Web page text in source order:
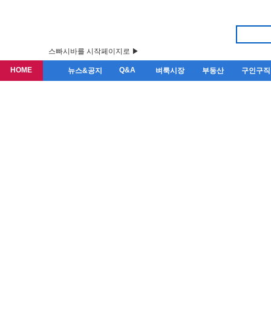
스빠시바를 시작페이지로 ▶
HOME 뉴스&공지 Q&A 벼룩시장 부동산 구인구직